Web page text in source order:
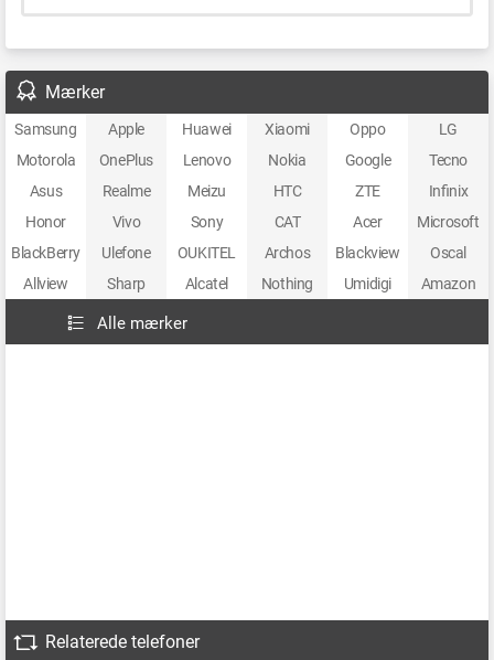
Mærker
Samsung Apple Huawei Xiaomi Oppo
LG
Motorola
OnePlus Lenovo Nokia Google
Tecno
Asus
Realme Meizu HTC ZTE
Infinix
Honor
Vivo Sony CAT Acer
Microsoft
BlackBerry
Ulefone OUKITEL Archos Blackview
Oscal
Allview
Sharp Alcatel Nothing Umidigi Amazon
Alle mærker
Relaterede telefoner